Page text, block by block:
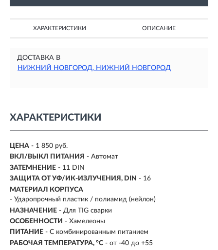
ХАРАКТЕРИСТИКИ ОПИСАНИЕ
ДОСТАВКА В
НИЖНИЙ НОВГОРОД, НИЖНИЙ НОВГОРОД
ХАРАКТЕРИСТИКИ
ЦЕНА - 1 850 руб.
ВКЛ/ВЫКЛ ПИТАНИЯ - Автомат
ЗАТЕМНЕНИЕ - 11 DIN
ЗАЩИТА ОТ УФ/ИК-ИЗЛУЧЕНИЯ, DIN - 16
МАТЕРИАЛ КОРПУСА
- Ударопрочный пластик / полиамид (нейлон)
НАЗНАЧЕНИЕ - Для TIG сварки
ОСОБЕННОСТИ - Хамелеоны
ПИТАНИЕ - С комбинированным питанием
РАБОЧАЯ ТЕМПЕРАТУРА, °C - от -40 до +55